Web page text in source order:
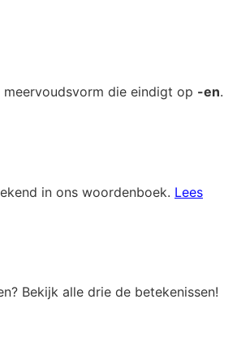
die eindigt op -en.
in ons woordenboek. Lees
Bekijk alle drie de betekenissen!